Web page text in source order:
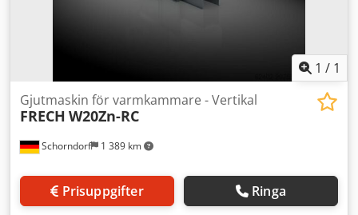
1 / 1
Schorndorf 1 389 km
Gjutmaskin för varmkammare - Vertikal
FRECH W20Zn-RC
Prisuppgifter Ringa